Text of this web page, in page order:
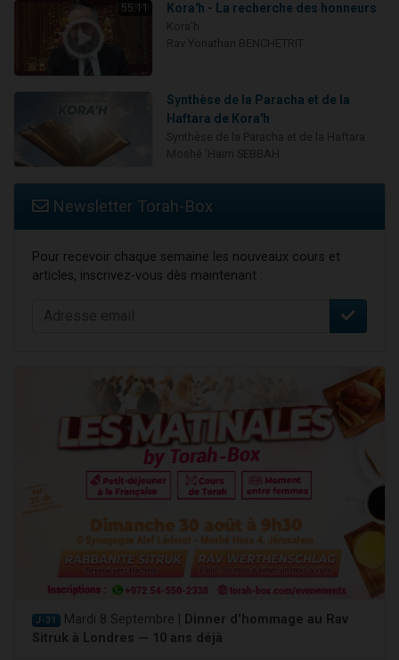
55:11 Kora'h - La recherche des honneurs
Synthèse de la Paracha et de la
Haftara de Kora'h
Newsletter Torah-Box
Pour recevoir chaque semaine les nouveaux cours et
articles, inscrivez-vous dès maintenant :
J-31 Mardi 8 Septembre |
Dinner d'hommage au Rav
Sitruk à Londres — 10 ans déjà